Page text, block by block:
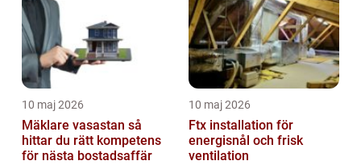
10 maj 2026
Mäklare vasastan så
hittar du rätt kompetens
för nästa bostadsaffär
10 maj 2026
Ftx installation för
energisnål och frisk
ventilation